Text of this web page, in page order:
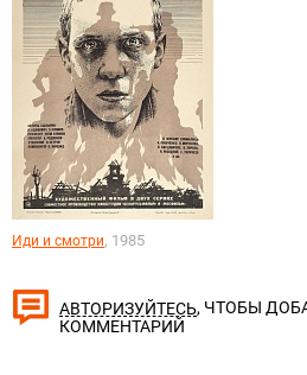
Иди и смотри, 1985
АВТОРИЗУЙТЕСЬ, ЧТОБЫ
КОММЕНТАРИЙ